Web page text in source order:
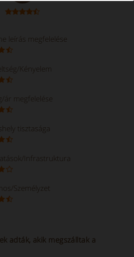
leírás megfelelése
Kényelem
ár megfelelése
tisztasága
Infrastruktura
Személyzet
adták, akik megszálltak a